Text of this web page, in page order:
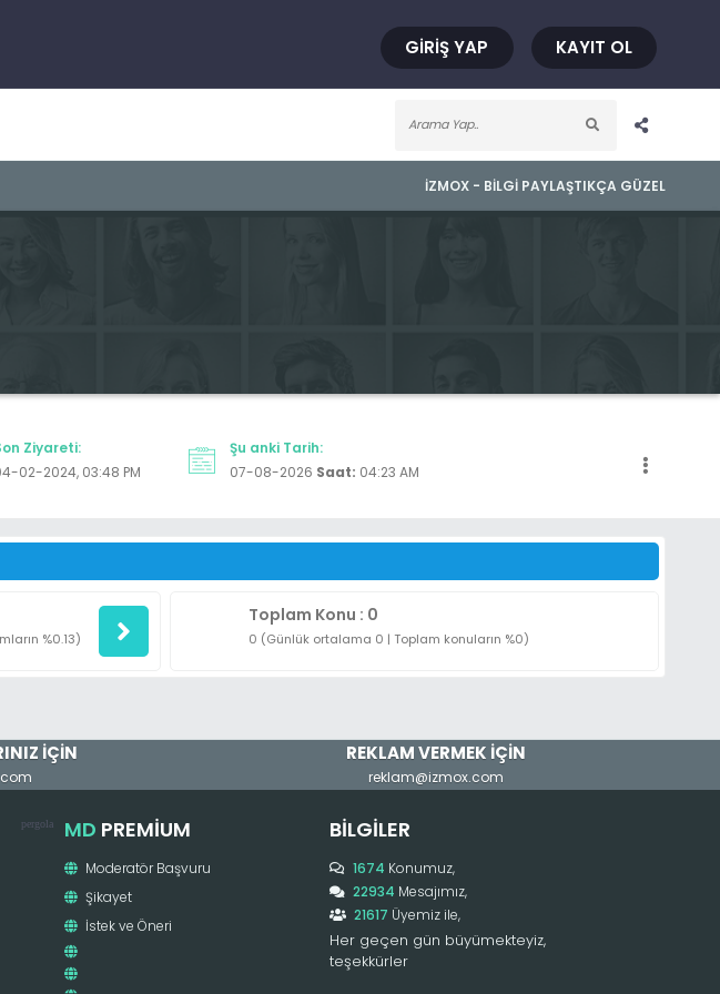
GIRIŞ YAP KAYIT OL
İZMOX - BILGI PAYLAŞTIKÇA GÜZEL
Ziyareti:
02-2024, 03:48 PM
Şu anki Tarih:
07-08-2026 Saat: 04:23 AM
%0.13)
Toplam Konu : 0
0 (Günlük ortalama 0 | Toplam konuların %0)
İÇİN REKLAM VERMEK İÇİN
reklam@izmox.com
pergola MD PREMIUM
Moderatör Başvuru
Şikayet
İstek ve Öneri
BILGILER
1674 Konumuz,
22934 Mesajımız,
21617 Üyemiz ile,
Her geçen gün büyümekteyiz,
teşekkürler